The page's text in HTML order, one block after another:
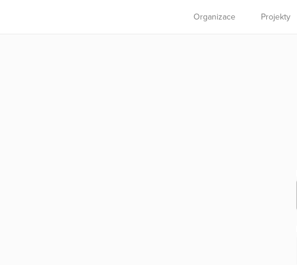
Organizace Projekty